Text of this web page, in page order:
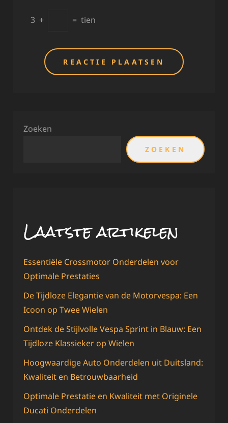
3 + = tien
Zoeken
ZOEKEN
Laatste artikelen
Essentiële Crossmotor Onderdelen voor
Optimale Prestaties
De Tijdloze Elegantie van de Motorvespa: Een
Icoon op Twee Wielen
Ontdek de Stijlvolle Vespa Sprint in Blauw: Een
Tijdloze Klassieker op Wielen
Hoogwaardige Auto Onderdelen uit Duitsland:
Kwaliteit en Betrouwbaarheid
Optimale Prestatie en Kwaliteit met Originele
Ducati Onderdelen